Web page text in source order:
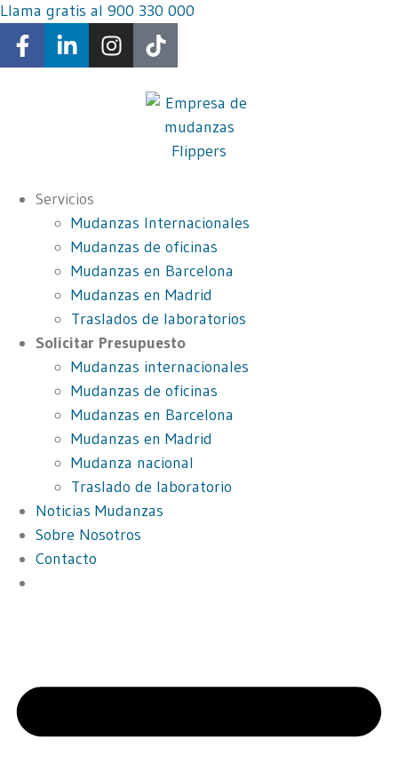
Llama gratis al 900 330 000
Servicios
Mudanzas Internacionales
Mudanzas de oficinas
Mudanzas en Barcelona
Mudanzas en Madrid
Traslados de laboratorios
Solicitar Presupuesto
Mudanzas internacionales
Mudanzas de oficinas
Mudanzas en Barcelona
Mudanzas en Madrid
Mudanza nacional
Traslado de laboratorio
Noticias Mudanzas
Sobre Nosotros
Contacto